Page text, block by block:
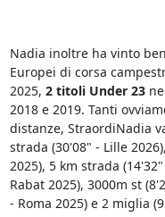
Nadia inoltre ha vinto ben
Europei di corsa
2025, 2 titoli Under 23
2018 e 2019. Tanti
distanze, StraordiNadia
strada (30'08" - Lille
2025), 5 km strada
Rabat 2025), 3000m st
- Roma 2025) e 2 miglia